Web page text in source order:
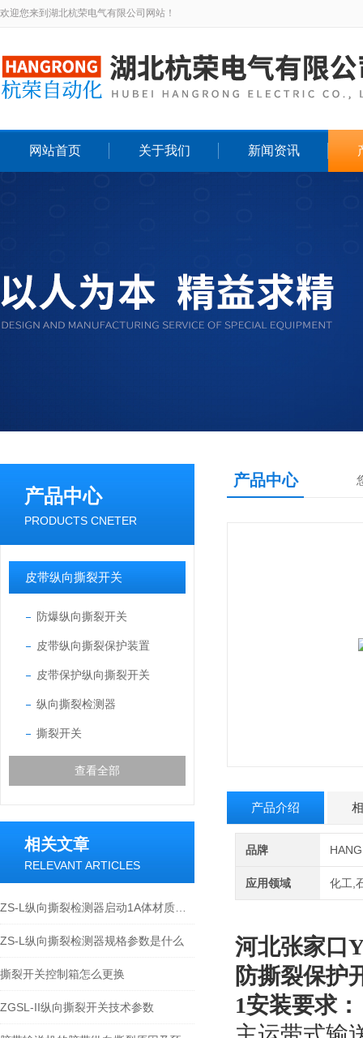
欢迎您来到湖北杭荣电气有限公司网站！
网站首页 关于我们 新闻资讯
产品中心
PRODUCTS CNETER
皮带纵向撕裂开关
防爆纵向撕裂开关
皮带纵向撕裂保护装置
皮带保护纵向撕裂开关
纵向撕裂检测器
撕裂开关
查看全部
相关文章
RELEVANT ARTICLES
ZS-L纵向撕裂检测器规格参数是什么
撕裂开关控制箱怎么更换
ZGSL-II纵向撕裂开关技术参数
产品中心
产品介绍
品牌
应用领域 化工,
河北张家口
防撕裂保护
1安装要求